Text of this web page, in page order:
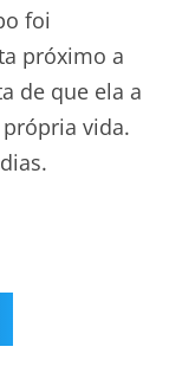
foi
próximo a
de que ela a
vida.